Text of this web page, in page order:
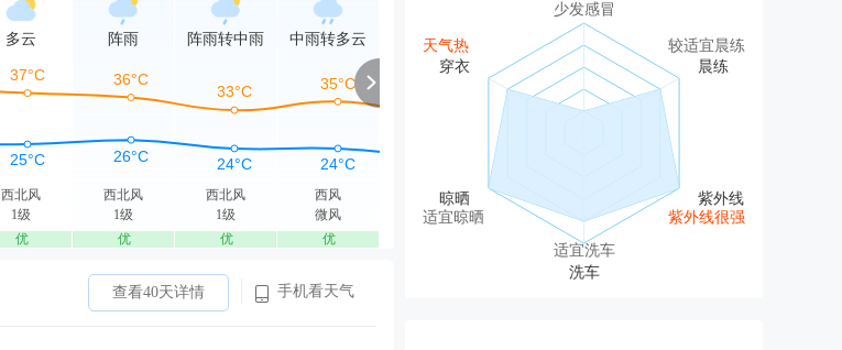
多云
西北风
1级
优
阵雨
西北风
1级
优
阵雨转中雨
西北风
1级
优
中雨转多云
西风
微风
优
中雨转阴
北风
1级
东北风
2级
中雨
东北风
2级
中雨
东北风
2级
查看40天详情 手机看天气
少发感冒
天气热
适宜晾晒
适宜洗车
紫外线很强
较适宜晨练